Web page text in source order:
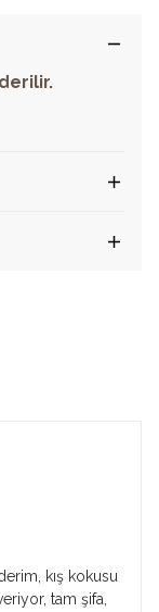
kış kokusu
tam şifa,